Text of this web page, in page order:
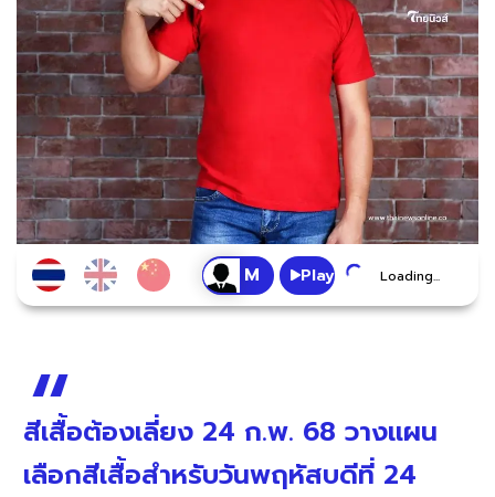
Play Loading...
สีเสื้อต้องเลี่ยง 24 ก.พ. 68 วางแผน
เลือกสีเสื้อสำหรับวันพฤหัสบดีที่ 24